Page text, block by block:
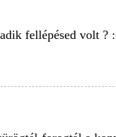
fellépésed volt ?